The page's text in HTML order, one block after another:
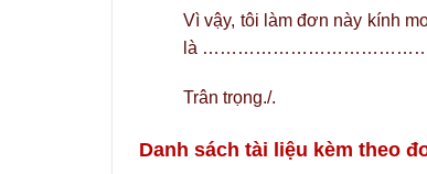
Vì vậy, tôi làm đơn này kính
là
Trân trọng./.
Danh sách tài liệu kèm theo